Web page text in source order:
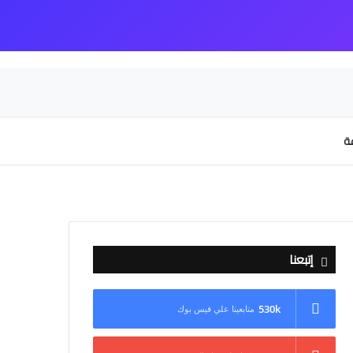
إتبعنا
530k متابعينا علي فيس بوك